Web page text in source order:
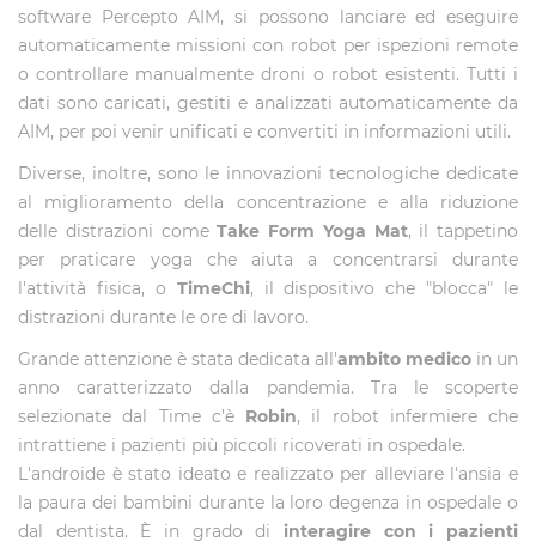
software Percepto AIM, si possono lanciare ed eseguire
automaticamente missioni con robot per ispezioni remote
o controllare manualmente droni o robot esistenti. Tutti i
dati sono caricati, gestiti e analizzati automaticamente da
AIM, per poi venir unificati e convertiti in informazioni utili.
Diverse, inoltre, sono le innovazioni tecnologiche dedicate
al miglioramento della concentrazione e alla riduzione
delle distrazioni comeTake Form Yoga Mat, il tappetino
per praticare yoga che aiuta a concentrarsi durante
l'attività fisica, o TimeChi, il dispositivo che "blocca" le
distrazioni durante le ore di lavoro.
Grande attenzione è stata dedicata all'ambito medico in un
anno caratterizzato dalla pandemia. Tra le scoperte
selezionate dal Time c’èRobin, il robot infermiere che
intrattiene i pazienti più piccoli ricoverati in ospedale.
L'androide è stato ideato e realizzato per alleviare l'ansia e
la paura dei bambini durante la loro degenza in ospedale o
dal dentista. È in grado di interagire con i pazienti